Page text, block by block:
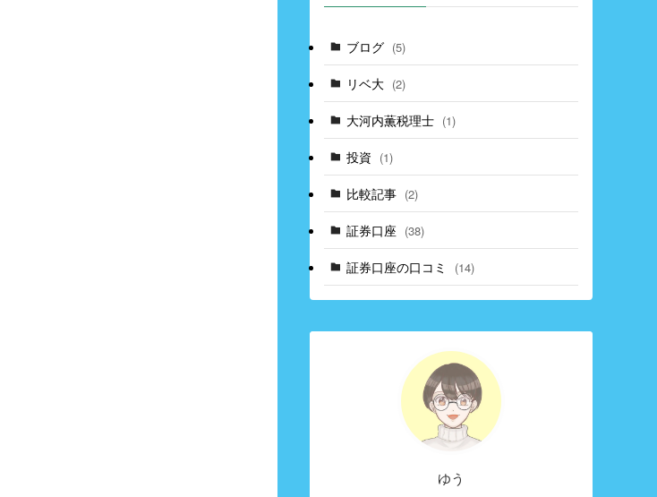
ブログ (5)
リベ大 (2)
大河内薫税理士 (1)
投資 (1)
比較記事 (2)
証券口座 (38)
証券口座の口コミ (14)
ゆう